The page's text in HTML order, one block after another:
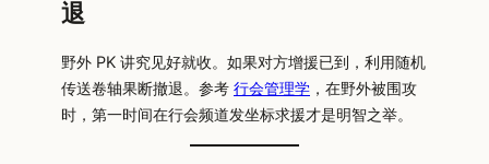
退
野外 PK 讲究见好就收。如果对方增援已到，利用随机
传送卷轴果断撤退。参考 行会管理学 ，在野外被围攻
时，第一时间在行会频道发坐标求援才是明智之举。